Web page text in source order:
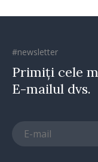
#newsletter
Primiți cele
E-mailul dvs.